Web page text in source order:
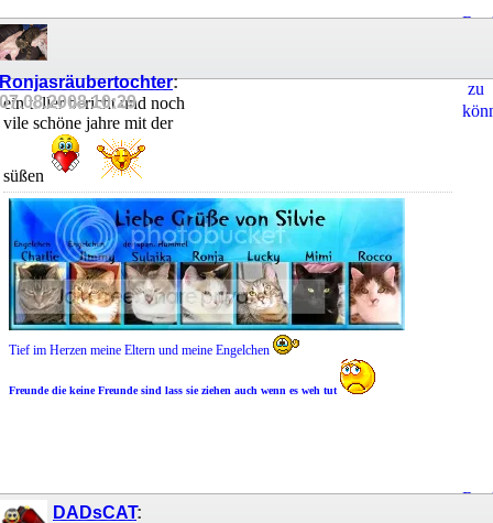
zu
Ronjasräubertochter:
07.08.200810:29
ein toller bericht und noch
vile schöne jahre mit der
süßen
Tief im Herzen meine Eltern und meine Engelchen
Freunde die keine Freunde sind lass sie ziehen auch wenn es weh tut
DADsCAT: